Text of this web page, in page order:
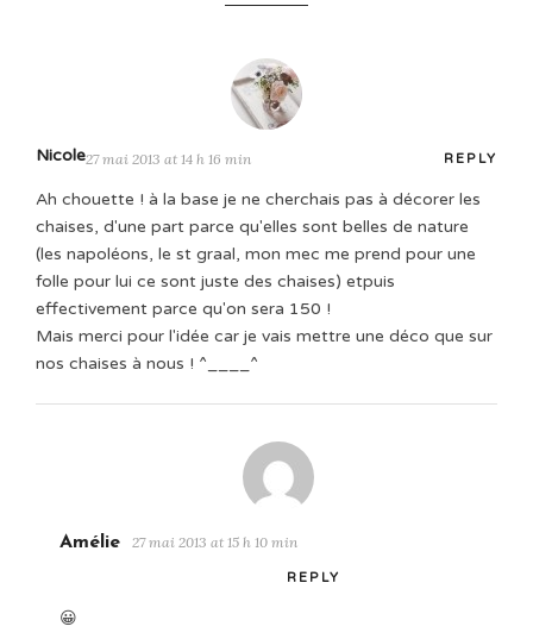
Nicole27 mai 2013 at 14 h 16 min REPLY
Ah chouette ! à la base je ne cherchais pas à décorer les
chaises, d'une part parce qu'elles sont belles de nature
(les napoléons, le st graal, mon mec me prend pour une
folle pour lui ce sont juste des chaises) etpuis
effectivement parce qu'on sera 150 !
Mais merci pour l'idée car je vais mettre une déco que sur
nos chaises à nous ! ^____^
Amélie 27 mai 2013 at 15 h 10 min
REPLY
😀